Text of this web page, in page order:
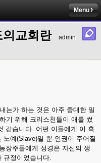
Menu
의교회란
admin |
는가 하는 것은 아주 중대한 일
기 위해 크리스천들이 애를 썼
같습니다. 어떤 이들에게 이 흑
예(Slave)일 뿐 인권이 주어질
장주들에게 성경은 자신의 생
규정이었습니다.